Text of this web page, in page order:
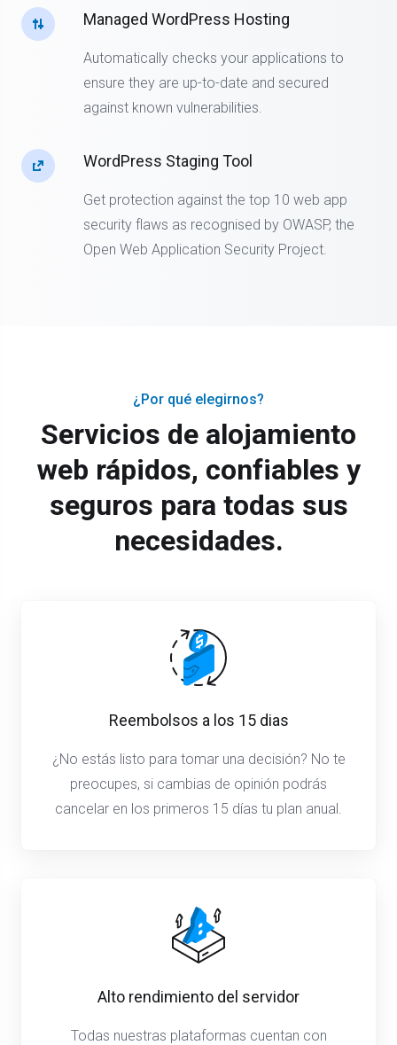
Managed WordPress Hosting
Automatically checks your applications to
ensure they are up-to-date and secured
against known vulnerabilities.
WordPress Staging Tool
Get protection against the top 10 web app
security flaws as recognised by OWASP, the
Open Web Application Security Project.
¿Por qué elegirnos?
Servicios de alojamiento
web rápidos, confiables y
seguros para todas sus
necesidades.
Reembolsos a los 15 dias
¿No estás listo para tomar una decisión? No te
preocupes, si cambias de opinión podrás
cancelar en los primeros 15 días tu plan anual.
Alto rendimiento del servidor
Todas nuestras plataformas cuentan con